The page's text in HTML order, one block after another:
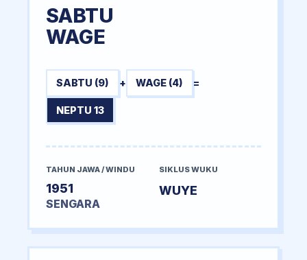
SABTU
WAGE
SABTU (9) + WAGE (4) =
NEPTU 13
TAHUN JAWA / WINDU
1951
SENGARA
SIKLUS WUKU
WUYE